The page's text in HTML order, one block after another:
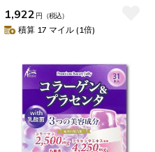
1,922 円 （税込）
積算 17 マイル (1倍)